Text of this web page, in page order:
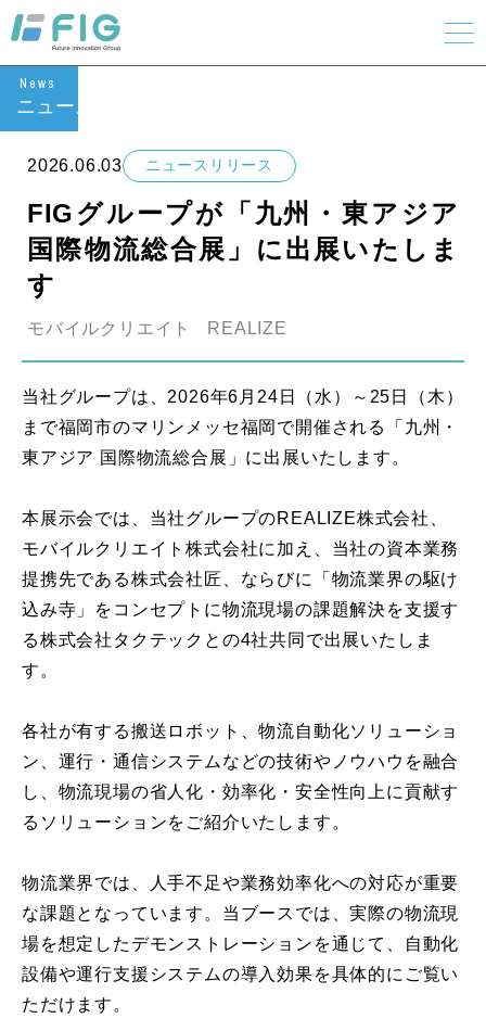
News
ニュース
2026.06.03 ニュースリリース
FIGグループが「九州・東アジア
国際物流総合展」に出展いたしま
す
モバイルクリエイト REALIZE
当社グループは、2026年6月24日（水）～25日（木）
まで福岡市のマリンメッセ福岡で開催される「九州・
東アジア 国際物流総合展」に出展いたします。
本展示会では、当社グループのREALIZE株式会社、
モバイルクリエイト株式会社に加え、当社の資本業務
提携先である株式会社匠、ならびに「物流業界の駆け
込み寺」をコンセプトに物流現場の課題解決を支援す
る株式会社タクテックとの4社共同で出展いたしま
す。
各社が有する搬送ロボット、物流自動化ソリューショ
ン、運行・通信システムなどの技術やノウハウを融合
し、物流現場の省人化・効率化・安全性向上に貢献す
るソリューションをご紹介いたします。
物流業界では、人手不足や業務効率化への対応が重要
な課題となっています。当ブースでは、実際の物流現
場を想定したデモンストレーションを通じて、自動化
設備や運行支援システムの導入効果を具体的にご覧い
ただけます。